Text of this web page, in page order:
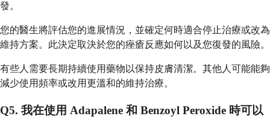
發。
您的醫生將評估您的進展情況，並確定何時適合停止治療或改為
維持方案。此決定取決於您的痤瘡反應如何以及您復發的風險。
有些人需要長期持續使用藥物以保持皮膚清潔。其他人可能能夠
減少使用頻率或改用更溫和的維持治療。
Q5. 我在使用 Adapalene 和 Benzoyl Peroxide 時可以